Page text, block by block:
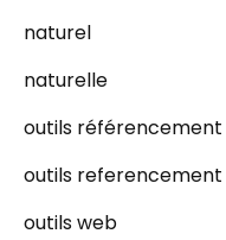
naturel
naturelle
outils référencement
outils referencement
outils web